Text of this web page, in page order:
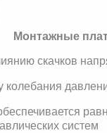
Монтажные
скачков
колебания
систем